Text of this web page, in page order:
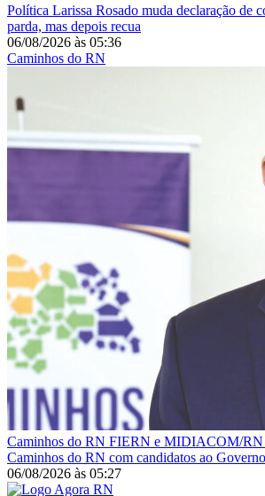
Política Larissa Rosado muda declaração de
parda, mas depois recua
06/08/2026 às 05:36
Caminhos do RN
Caminhos do RN FIERN e MIDIACOM/RN
Caminhos do RN com candidatos ao
06/08/2026 às 05:27